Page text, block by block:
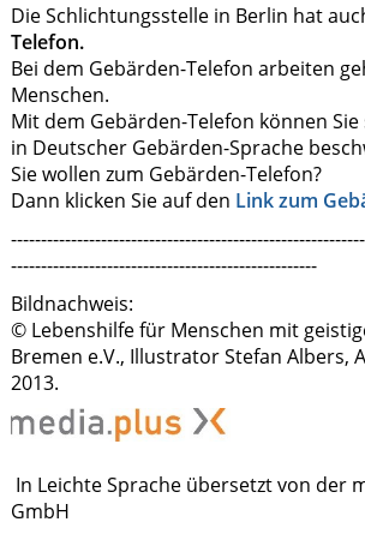
Die Schlichtungsstelle in Berlin hat
Telefon.
Bei dem Gebärden-Telefon arbeiten
Menschen.
Mit dem Gebärden-Telefon können Sie
in Deutscher Gebärden-Sprache
Sie wollen zum Gebärden-Telefon?
Dann klicken Sie auf den Link zum
---------------------------------------------------
Bildnachweis:
© Lebenshilfe für Menschen mit
Bremen e.V., Illustrator Stefan Albers,
2013.
In Leichte Sprache übersetzt von der
GmbH